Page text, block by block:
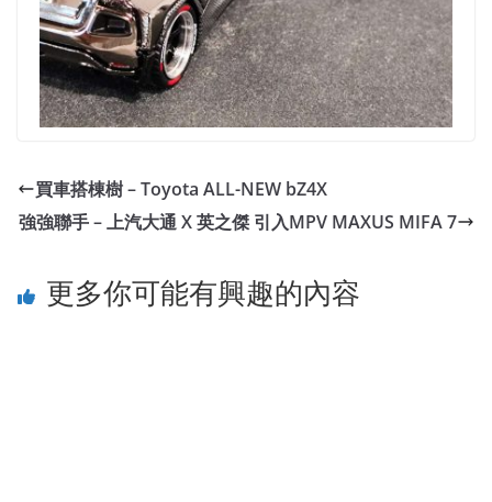
買車搭棟樹 – Toyota ALL-NEW bZ4X
強強聯手 – 上汽大通 X 英之傑 引入MPV MAXUS MIFA 7
更多你可能有興趣的內容